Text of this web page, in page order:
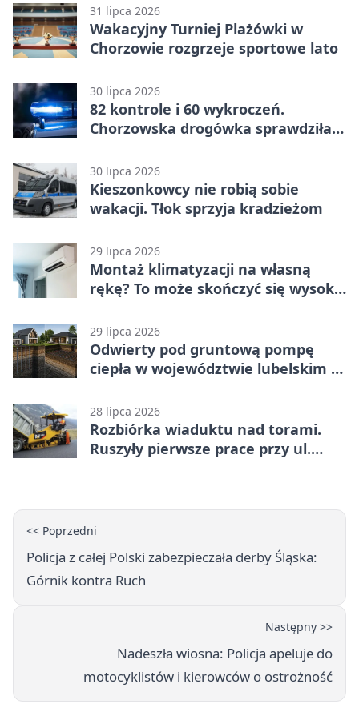
31 lipca 2026
Wakacyjny Turniej Plażówki w
Chorzowie rozgrzeje sportowe lato
30 lipca 2026
82 kontrole i 60 wykroczeń.
Chorzowska drogówka sprawdziła
30 lipca 2026
Kieszonkowcy nie robią sobie
wakacji. Tłok sprzyja kradzieżom
29 lipca 2026
Montaż klimatyzacji na własną
rękę? To może skończyć się wysoką
29 lipca 2026
Odwierty pod gruntową pompę
ciepła w województwie lubelskim -
28 lipca 2026
Rozbiórka wiaduktu nad torami.
Ruszyły pierwsze prace przy ul.
<< Poprzedni
Policja z całej Polski zabezpieczała derby Śląska:
Górnik kontra Ruch
Następny >>
Nadeszła wiosna: Policja apeluje do
motocyklistów i kierowców o ostrożność